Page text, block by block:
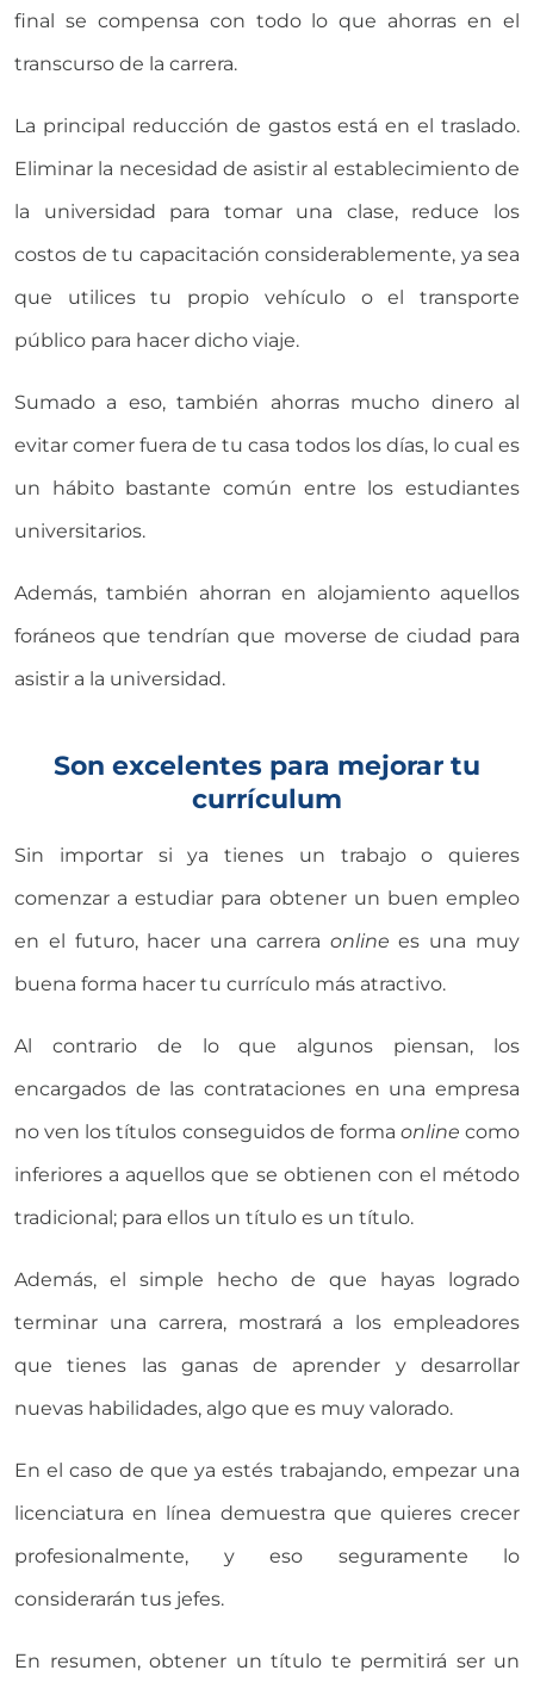
final se compensa con todo lo que ahorras en el
transcurso de la carrera.
La principal reducción de gastos está en el traslado.
Eliminar la necesidad de asistir al establecimiento de
la universidad para tomar una clase, reduce los
costos de tu capacitación considerablemente, ya sea
que utilices tu propio vehículo o el transporte
público para hacer dicho viaje.
Sumado a eso, también ahorras mucho dinero al
evitar comer fuera de tu casa todos los días, lo cual es
un hábito bastante común entre los estudiantes
universitarios.
Además, también ahorran en alojamiento aquellos
foráneos que tendrían que moverse de ciudad para
asistir a la universidad.
Son excelentes para mejorar tu
currículum
Sin importar si ya tienes un trabajo o quieres
comenzar a estudiar para obtener un buen empleo
en el futuro, hacer una carrera online es una muy
buena forma hacer tu currículo más atractivo.
Al contrario de lo que algunos piensan, los
encargados de las contrataciones en una empresa
no ven los títulos conseguidos de forma online como
inferiores a aquellos que se obtienen con el método
tradicional; para ellos un título es un título.
Además, el simple hecho de que hayas logrado
terminar una carrera, mostrará a los empleadores
que tienes las ganas de aprender y desarrollar
nuevas habilidades, algo que es muy valorado.
En el caso de que ya estés trabajando, empezar una
licenciatura en línea demuestra que quieres crecer
profesionalmente, y eso seguramente lo
considerarán tus jefes.
En resumen, obtener un título te permitirá ser un